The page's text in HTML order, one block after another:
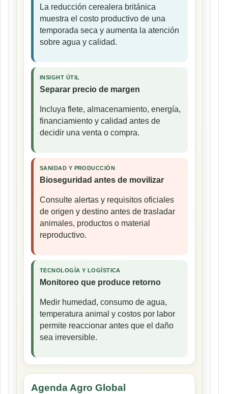
La reducción cerealera británica
muestra el costo productivo de una
temporada seca y aumenta la atención
sobre agua y calidad.
INSIGHT ÚTIL
Separar precio de margen
Incluya flete, almacenamiento, energía,
financiamiento y calidad antes de
decidir una venta o compra.
SANIDAD Y PRODUCCIÓN
Bioseguridad antes de movilizar
Consulte alertas y requisitos oficiales
de origen y destino antes de trasladar
animales, productos o material
reproductivo.
TECNOLOGÍA Y LOGÍSTICA
Monitoreo que produce retorno
Medir humedad, consumo de agua,
temperatura animal y costos por labor
permite reaccionar antes que el daño
sea irreversible.
Agenda Agro Global